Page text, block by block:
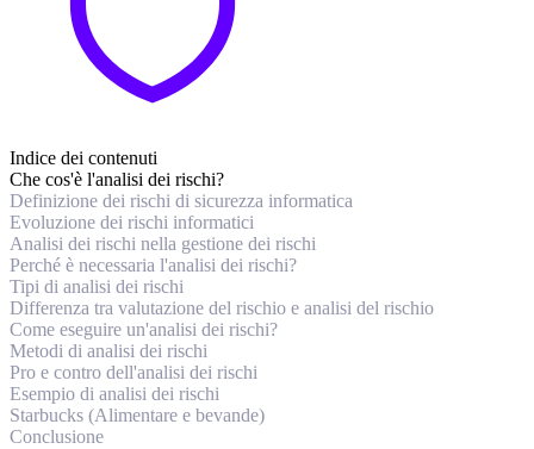
Indice dei contenuti
Che cos'è l'analisi dei rischi?
Definizione dei rischi di sicurezza informatica
Evoluzione dei rischi informatici
Analisi dei rischi nella gestione dei rischi
Perché è necessaria l'analisi dei rischi?
Tipi di analisi dei rischi
Differenza tra valutazione del rischio e analisi del rischio
Come eseguire un'analisi dei rischi?
Metodi di analisi dei rischi
Pro e contro dell'analisi dei rischi
Esempio di analisi dei rischi
Starbucks (Alimentare e bevande)
Conclusione